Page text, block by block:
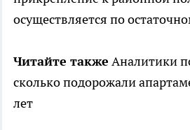
осуществляется по
Читайте также Аналитики
сколько подорожали
лет